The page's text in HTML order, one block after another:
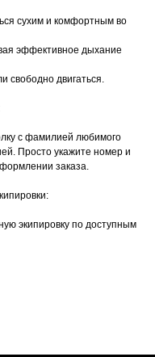
сухим и комфортным во
эффективное дыхание
свободно двигаться.
с фамилией любимого
Просто укажите номер и
заказа.
экипировку по доступным